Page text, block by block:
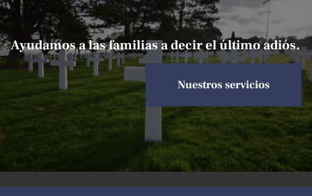
Ayudamos a las familias a decir el último adiós.
Nuestros servicios